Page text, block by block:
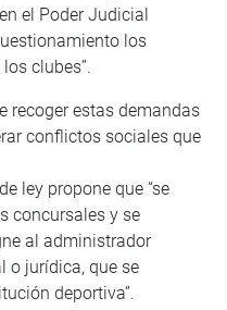
el Poder Judicial
los
clubes”.
recoger estas demandas
conflictos sociales que
ley propone que “se
concursales y se
al administrador
o jurídica, que se
deportiva”.